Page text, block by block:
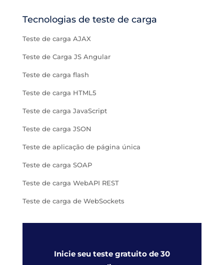
Tecnologias de teste de carga
Teste de carga AJAX
Teste de Carga JS Angular
Teste de carga flash
Teste de carga HTML5
Teste de carga JavaScript
Teste de carga JSON
Teste de aplicação de página única
Teste de carga SOAP
Teste de carga WebAPI REST
Teste de carga de WebSockets
Inicie seu teste gratuito de 30